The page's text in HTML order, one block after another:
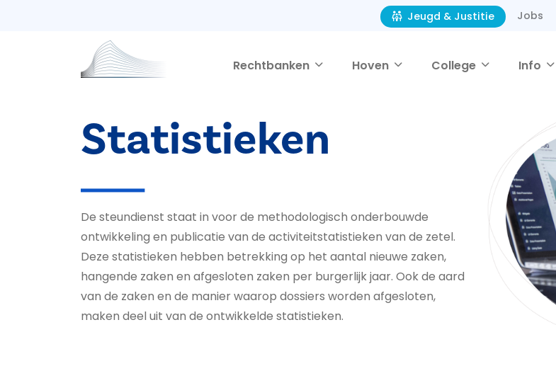
Jeugd & Justitie Jobs
Rechtbanken Hoven College Info
Statistieken
De steundienst staat in voor de methodologisch onderbouwde
ontwikkeling en publicatie van de activiteitstatistieken van de zetel.
Deze statistieken hebben betrekking op het aantal nieuwe zaken,
hangende zaken en afgesloten zaken per burgerlijk jaar. Ook de aard
van de zaken en de manier waarop dossiers worden afgesloten,
maken deel uit van de ontwikkelde statistieken.